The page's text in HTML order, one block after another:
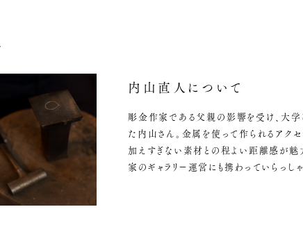
内山直人について
彫金作家である父親の影響を受け、大
た内山さん。金属を使って作られるアク
加えすぎない素材との程よい距離感が魅
家のギャラリー運営にも携わっていらっしゃ